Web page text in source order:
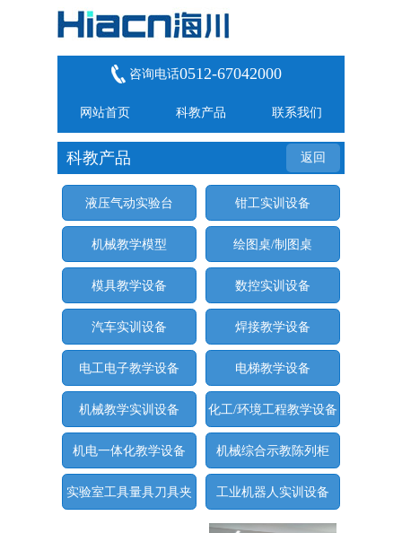
咨询电话0512-67042000
网站首页 科教产品 联系我们
返回
科教产品
液压气动实验台 钳工实训设备
机械教学模型 绘图桌/制图桌
模具教学设备 数控实训设备
汽车实训设备 焊接教学设备
电工电子教学设备 电梯教学设备
机械教学实训设备 化工/环境工程教学设备
机电一体化教学设备 机械综合示教陈列柜
实验室工具量具刀具夹 工业机器人实训设备